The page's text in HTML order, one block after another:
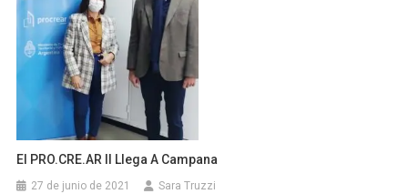
El PRO.CRE.AR II Llega A Campana
27 de junio de 2021 Sara Truzzi